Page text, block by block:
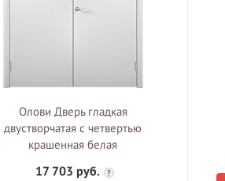
Олови Дверь гладкая
двустворчатая с четвертью
крашенная белая
17 703 руб.
?